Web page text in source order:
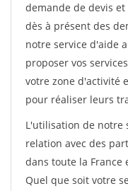
demande de devis
dès à présent des
notre service d'aide
proposer vos
votre zone d'activité
pour réaliser leurs
L'utilisation de notre
relation avec des
dans toute la France
Quel que soit votre